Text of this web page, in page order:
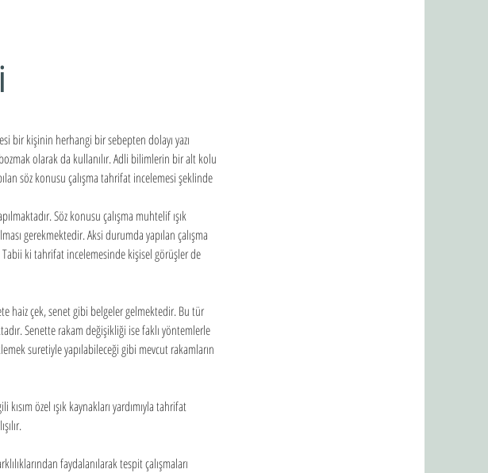
bir kişinin herhangi bir sebepten dolayı yazı
olarak da kullanılır. Adli bilimlerin bir alt kolu
söz konusu çalışma tahrifat incelemesi şeklinde
Söz konusu çalışma muhtelif ışık
gerekmektedir. Aksi durumda yapılan çalışma
ki tahrifat incelemesinde kişisel görüşler de
haiz çek, senet gibi belgeler gelmektedir. Bu tür
Senette rakam değişikliği ise faklı yöntemlerle
suretiyle yapılabileceği gibi mevcut rakamların
özel ışık kaynakları yardımıyla tahrifat
faydalanılarak tespit çalışmaları